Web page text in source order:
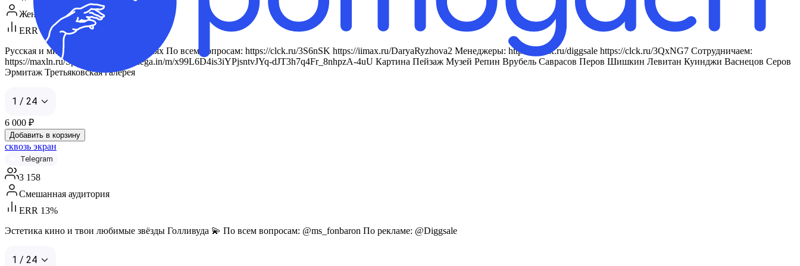
Женская аудитория
ERR 17%
Русская и мировая живопись в деталях По всем вопросам: https://clck.ru/3S6nSK https://iimax.ru/DaryaRyzhova2 Менеджеры: https://iimax.ru/diggsale https://clck.ru/3QxNG7 Сотрудничаем:
https://maxln.ru/SpiralYuri https://telega.in/m/x99L6D4is3iYPjsntvJYq-dJT3h7q4Fr_8nhpzA-4uU Картина Пейзаж Музей Репин Врубель Саврасов Перов Шишкин Левитан Куинджи Васнецов Серов
Эрмитаж Третьяковская галерея
1 / 24
6 000 ₽
Добавить в корзину
сквозь экран
Telegram
3 158
Смешанная аудитория
ERR 13%
Эстетика кино и твои любимые звёзды Голливуда 💫 По всем вопросам: @ms_fonbaron По peклaме: @Diggsale
1 / 24